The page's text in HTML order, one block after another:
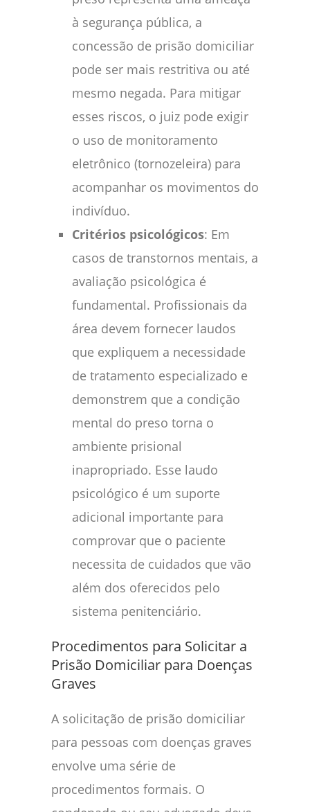
à segurança pública, a
concessão de prisão domiciliar
pode ser mais restritiva ou até
mesmo negada. Para mitigar
esses riscos, o juiz pode exigir
o uso de monitoramento
eletrônico (tornozeleira) para
acompanhar os movimentos do
indivíduo.
Critérios psicológicos: Em
casos de transtornos mentais, a
avaliação psicológica é
fundamental. Profissionais da
área devem fornecer laudos
que expliquem a necessidade
de tratamento especializado e
demonstrem que a condição
mental do preso torna o
ambiente prisional
inapropriado. Esse laudo
psicológico é um suporte
adicional importante para
comprovar que o paciente
necessita de cuidados que vão
além dos oferecidos pelo
sistema penitenciário.
Procedimentos para Solicitar a
Prisão Domiciliar para Doenças
Graves
A solicitação de prisão domiciliar
para pessoas com doenças graves
envolve uma série de
procedimentos formais. O